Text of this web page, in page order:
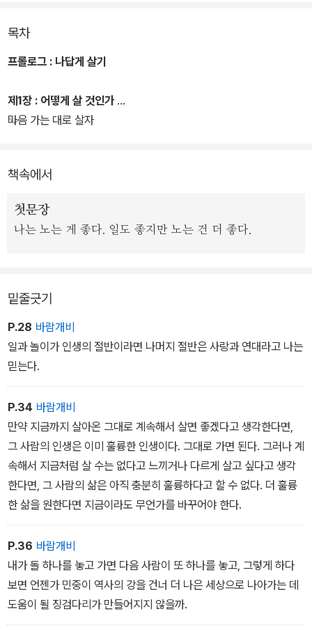
유시민은 이 책에서 자신이 살아온 지난 시기의 개인적 사회적 정치
시절의 일부터 대학 시절 야학 교사 활동을 거쳐 소위 ‘통합진보당 사
태’와 18대 대통령 선거에 이르기까지, 어떤 감정과 생각이 자신의 삶
어 어떤 삶을 살려고 하는지 솔직하고 소박하게 토로한다.
목차
프롤로그 : 나답게 살기
제1장 : 어떻게 살 것인가
마음 가는 대로 살자
책속에서
첫문장
나는 노는 게 좋다. 일도 좋지만 노는 건 더 좋다.
밑줄긋기
P.28 바람개비
일과 놀이가 인생의 절반이라면 나머지 절반은 사랑과 연대라고 나는
믿는다.
P.34 바람개비
만약 지금까지 살아온 그대로 계속해서 살면 좋겠다고 생각한다면,
그 사람의 인생은 이미 훌륭한 인생이다. 그대로 가면 된다. 그러나 계
속해서 지금처럼 살 수는 없다고 느끼거나 다르게 살고 싶다고 생각
한다면, 그 사람의 삶은 아직 충분히 훌륭하다고 할 수 없다. 더 훌륭
한 삶을 원한다면 지금이라도 무언가를 바꾸어야 한다.
P.36 바람개비
내가 돌 하나를 놓고 가면 다음 사람이 또 하나를 놓고, 그렇게 하다
보면 언젠가 민중이 역사의 강을 건너 더 나은 세상으로 나아가는 데
도움이 될 징검다리가 만들어지지 않을까.